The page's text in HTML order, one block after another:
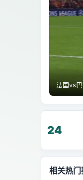
法国vs
24
相关热门